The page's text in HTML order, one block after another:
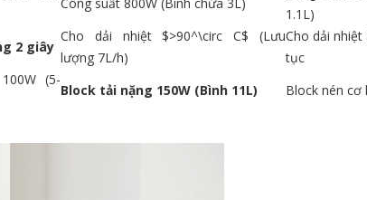
1.1L)
2 giây
Cho dải nhiệt$>90^\circ C$ (Lưu
lượng 7L/h)
Cho dải nhiệt
tục
(5-
Block tải nặng 150W (Bình 11L) Block nén cơ